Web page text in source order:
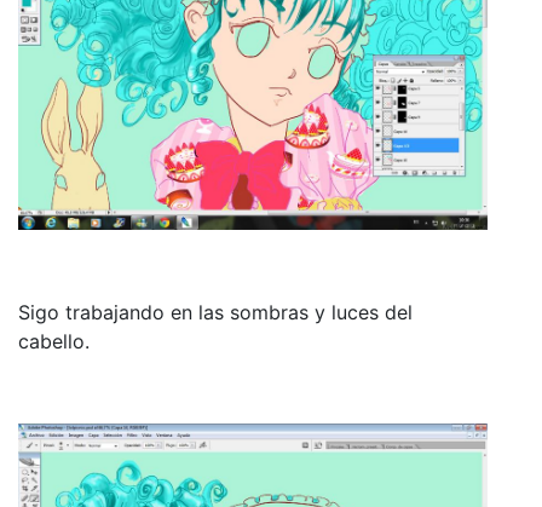
Sigo trabajando en las sombras y luces del
cabello.